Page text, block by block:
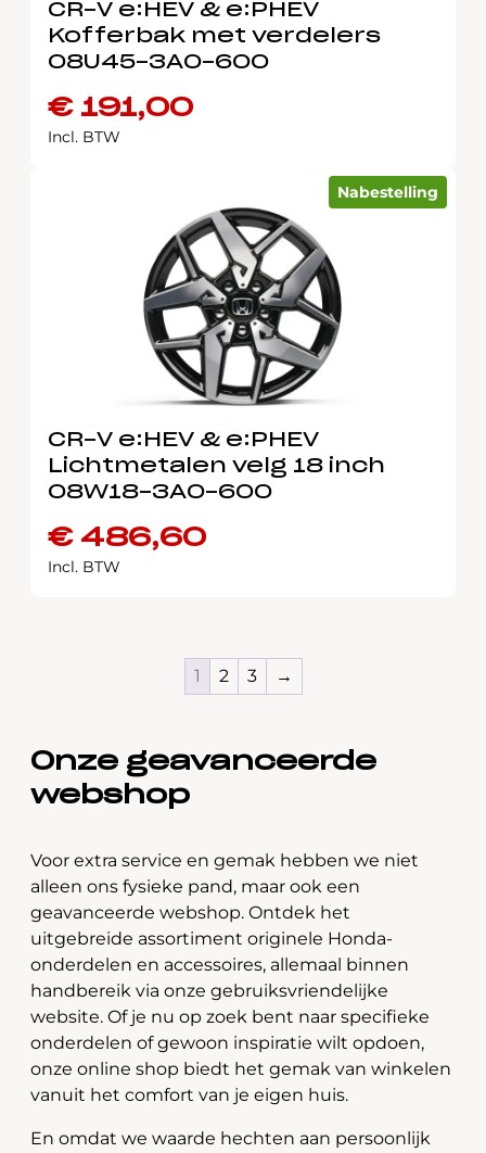
CR-V e:HEV & e:PHEV
Kofferbak met verdelers
08U45-3A0-600
€191,00
Incl. BTW
Nabestelling
CR-V e:HEV & e:PHEV
Lichtmetalen velg 18 inch
08W18-3A0-600
€486,60
Incl. BTW
1 2 3 →
Onze geavanceerde
webshop
Voor extra service en gemak hebben we niet
alleen ons fysieke pand, maar ook een
geavanceerde webshop. Ontdek het
uitgebreide assortiment originele Honda-
onderdelen en accessoires, allemaal binnen
handbereik via onze gebruiksvriendelijke
website. Of je nu op zoek bent naar specifieke
onderdelen of gewoon inspiratie wilt opdoen,
onze online shop biedt het gemak van winkelen
vanuit het comfort van je eigen huis.
En omdat we waarde hechten aan persoonlijk